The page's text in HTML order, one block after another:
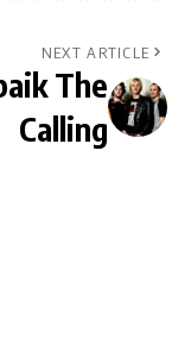
NEXT ARTICLE
The
Calling